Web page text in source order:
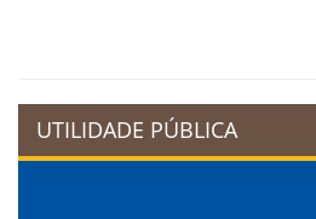
UTILIDADE PÚBLICA